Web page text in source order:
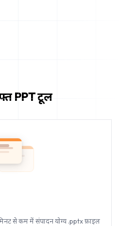
PPT टूल
से कम में संपादन योग्य .pptx फ़ाइल